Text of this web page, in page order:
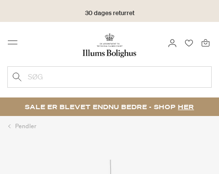
30 dages returret
Menu LOG IND
SØG
SALE ER BLEVET ENDNU BEDRE - SHOP HER
Pendler